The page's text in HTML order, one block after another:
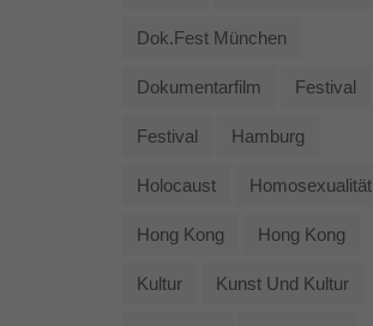
Dok.fest München
Dokumentarfilm Festival
Festival Hamburg
Holocaust Homosexualität
Hong Kong Hong Kong
Kultur Kunst Und Kultur